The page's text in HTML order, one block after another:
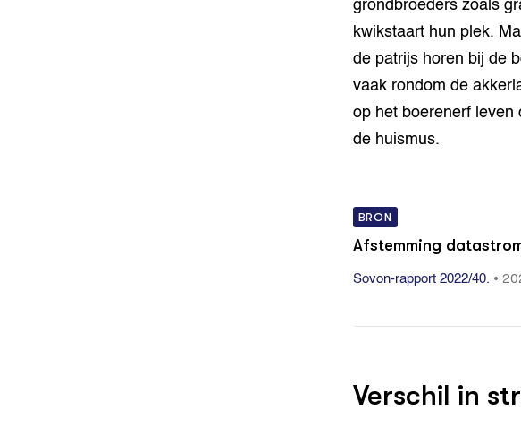
grondbroeders zoals
kwikstaart hun plek.
de patrijs horen bij de
vaak rondom de
op het boerenerf leven
de huismus.
BRON
Afstemming
Sovon-rapport 2022/40. •
Verschil in